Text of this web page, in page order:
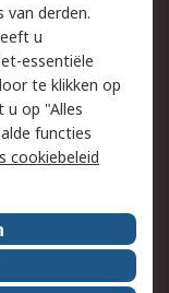
derden.
u
essentiële
te klikken op
u op "Alles
functies
cookiebeleid